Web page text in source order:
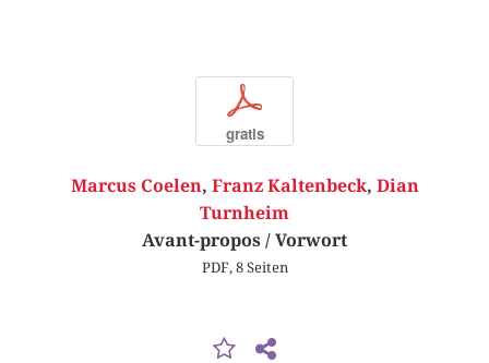
p
gratis
Marcus Coelen, Franz Kaltenbeck, Dian
Turnheim
Avant-propos / Vorwort
PDF, 8 Seiten